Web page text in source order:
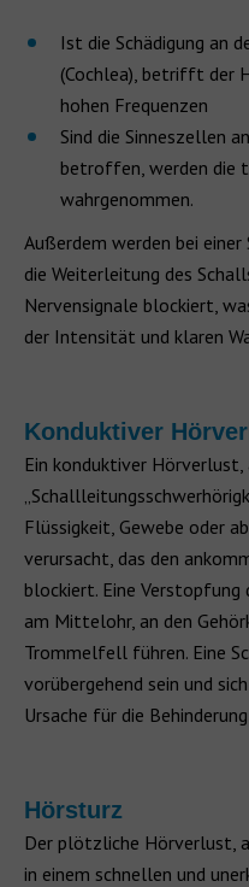
Ist die Schädigung an
(Cochlea), betrifft der
hohen Frequenzen
Sind die Sinneszellen
betroffen, werden die
wahrgenommen.
Außerdem werden bei einer
die Weiterleitung des
Nervensignale blockiert,
der Intensität und klaren
Konduktiver
Ein konduktiver Hörverlust,
Flüssigkeit, Gewebe oder
verursacht, das den
blockiert. Eine Verstopfung
am Mittelohr, an den
Trommelfell führen. Eine
vorübergehend sein und
Ursache für die
Hörsturz
Der plötzliche Hörverlust,
in einem schnellen und